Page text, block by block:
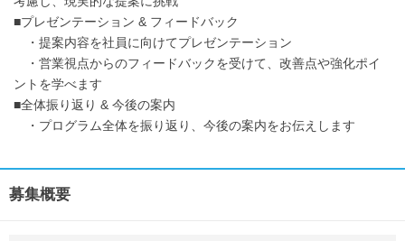
■プレゼンテーション & フィードバック
・提案内容を社員に向けてプレゼンテーション
・営業視点からのフィードバックを受けて、改善点や強化ポイ
ントを学べます
■全体振り返り & 今後の案内
・プログラム全体を振り返り、今後の案内をお伝えします
募集概要